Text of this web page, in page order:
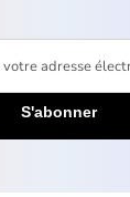
électronique